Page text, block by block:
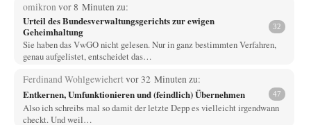
omikron vor 8 Minuten zu:
Urteil des Bundesverwaltungsgerichts zur ewigen
Geheimhaltung
32
Sie haben das VwGO nicht gelesen. Nur in ganz bestimmten Verfahren,
genau aufgelistet, entscheidet das…
Ferdinand Wohlgewiehertvor 32 Minuten zu:
Entkernen, Umfunktionieren und (feindlich) Übernehmen 47
Also ich schreibs mal so damit der letzte Depp es vielleicht irgendwann
checkt. Und weil…